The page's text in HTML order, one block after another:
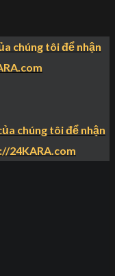
chúng tôi để nhận
chúng tôi để nhận
24KARA.com